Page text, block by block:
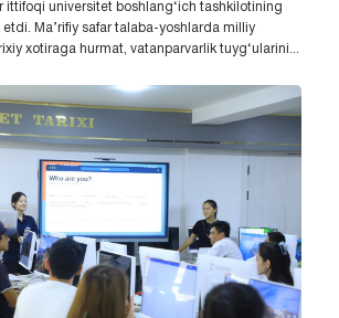
ittifoqi universitet boshlang‘ich tashkilotining
Ma’rifiy safar talaba-yoshlarda milliy
xotiraga hurmat, vatanparvarlik tuyg‘ularini...